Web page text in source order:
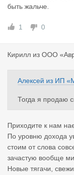
быть жальче.
1 0
Кирилл из ООО
Алексей из ИП
Тогда я продаю
Приходите к нам
По уровню дохода
стоим от слова
зачастую вообще
Новые тягачи,